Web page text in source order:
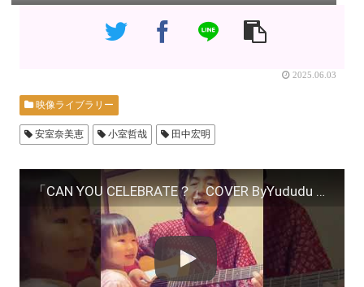
2025.06.03
映像ライブラリー
安室奈美恵 小室哲哉 田中宏明
「CAN YOU CELEBRATE？」COVER ByYududu WITH Ｔ.ヨーグルト #安室奈美恵 #小室哲哉 #shorts